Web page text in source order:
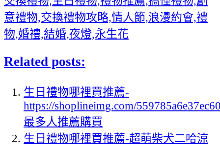
意禮物,交換禮物攻略,情人節,浪漫約會,禮
物,婚禮,結婚,夜燈,永生花
Related posts:
生日禮物哪裡買推薦-
https://shoplineimg.com/
最多人推薦購買
生日禮物哪裡買推薦-超萌柴犬二哈涼